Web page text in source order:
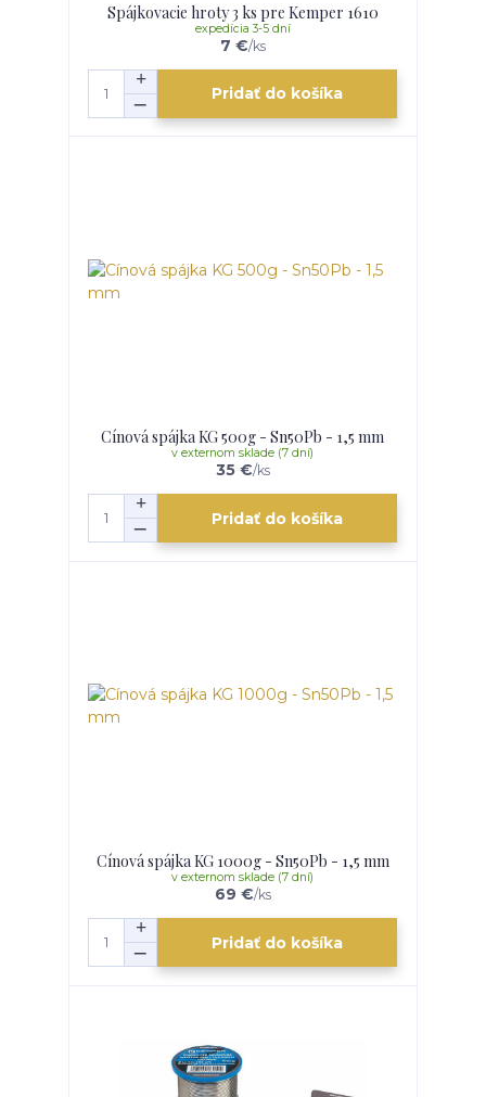
Spájkovacie hroty 3 ks pre Kemper 1610
7 €/ks
expedícia 3-5 dní
Pridať do košíka
Cínová spájka KG 500g - Sn50Pb - 1,5 mm
35 €/ks
v externom sklade (7 dní)
Pridať do košíka
Cínová spájka KG 1000g - Sn50Pb - 1,5 mm
69 €/ks
v externom sklade (7 dní)
Pridať do košíka